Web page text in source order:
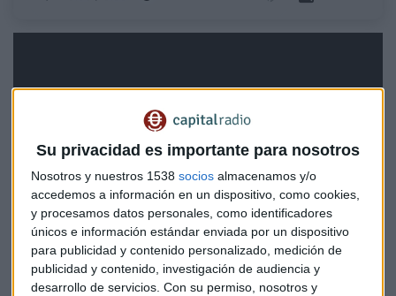
Su privacidad es importante para nosotros
Nosotros y nuestros 1538 socios almacenamos y/o
accedemos a información en un dispositivo, como cookies,
y procesamos datos personales, como identificadores
únicos e información estándar enviada por un dispositivo
para publicidad y contenido personalizado, medición de
publicidad y contenido, investigación de audiencia y
desarrollo de servicios. Con su permiso, nosotros y